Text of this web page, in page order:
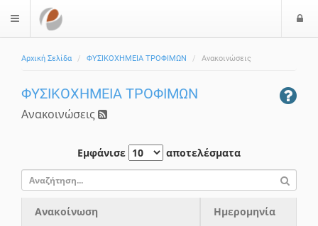
$langMenu
Αρχική Σελίδα ΦΥΣΙΚΟΧΗΜΕΙΑ ΤΡΟΦΙΜΩΝ Ανακοινώσεις
ΦΥΣΙΚΟΧΗΜΕΙΑ ΤΡΟΦΙΜΩΝ
Ανακοινώσεις
Εμφάνισε αποτελέσματα
Ανακοίνωση
Ημερομηνία